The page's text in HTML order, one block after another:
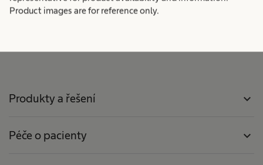
Product images are for reference only.
Produkty a řešení expand_more
Péče o pacienty expand_more